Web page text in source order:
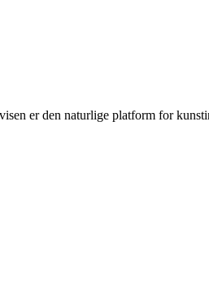
er den naturlige platform for